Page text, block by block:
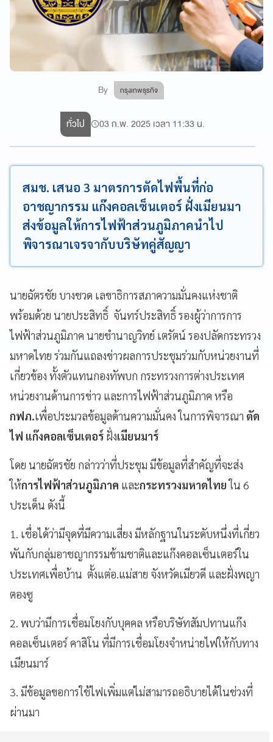
By กรุงเทพธุรกิจ
ทั่วไป 03 ก.พ. 2025 เวลา 11:33 น.
สมช. เสนอ 3 มาตรการตัดไฟพื้นที่ก่อ
อาชญากรรม แก๊งคอลเซ็นเตอร์ ฝั่งเมียนมา
ส่งข้อมูลให้การไฟฟ้าส่วนภูมิภาคนำไป
พิจารณาเจรจากับบริษัทคู่สัญญา
นายฉัตรชัย บางชวด เลขาธิการสภาความมั่นคงแห่งชาติ
พร้อมด้วย นายประสิทธิ์ จันทร์ประสิทธิ์ รองผู้ว่าการการ
ไฟฟ้าส่วนภูมิภาค นายชำนาญวิทย์ เตรัตน์ รองปลัดกระทรวง
มหาดไทย ร่วมกันแถลงข่าวผลการประชุมร่วมกับหน่วยงานที่
เกี่ยวข้อง ทั้งตัวแทนกองทัพบก กระทรวงการต่างประเทศ
หน่วยงานด้านการข่าว และการไฟฟ้าส่วนภูมิภาค หรือ
กฟภ.เพื่อประมวลข้อมูลด้านความมั่นคง ในการพิจารณา ตัด
ไฟ แก๊งคอลเซ็นเตอร์ ฝั่งเมียนมาร์
โดย นายฉัตรชัย กล่าวว่าที่ประชุม มีข้อมูลที่สำคัญที่จะส่ง
ให้การไฟฟ้าส่วนภูมิภาค และกระทรวงมหาดไทยใน 6
ประเด็น ดังนี้
1. เชื่อได้ว่ามีจุดที่มีความเสี่ยง มีหลักฐานในระดับหนึ่งที่เกี่ยว
พันกับกลุ่มอาชญากรรมข้ามชาติและแก๊งคอลเซ็นเตอร์ใน
ประเทศเพื่อบ้าน ตั้งแต่อ.แม่สาย จังหวัดเมียวดี และฝั่งพญา
ตองซู
2. พบว่ามีการเชื่อมโยงกับบุคคล หรือบริษัทสัมปทานแก๊ง
คอลเซ็นเตอร์ คาสิโน ที่มีการเชื่อมโยงจำหน่ายไฟให้กับทาง
เมียนมาร์
3. มีข้อมูลขอการใช้ไฟเพิ่มแต่ไม่สามารถอธิบายได้ในช่วงที่
ผ่านมา